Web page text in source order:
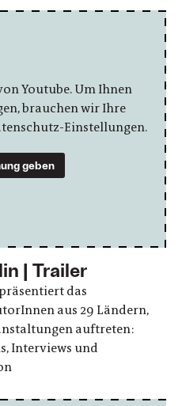
Youtube. Um Ihnen
brauchen wir Ihre
Einstellungen.
geben
| Trailer
das
aus 29 Ländern,
auftreten:
Interviews und